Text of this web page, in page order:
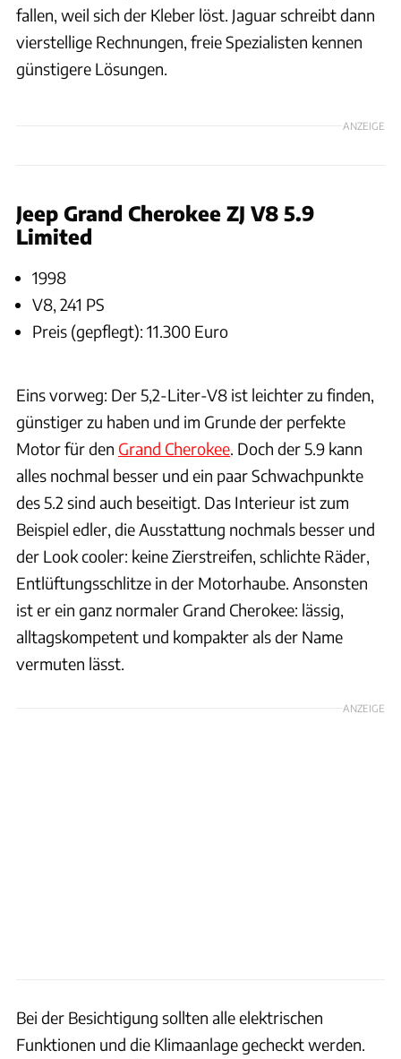
fallen, weil sich der Kleber löst. Jaguar schreibt dann
vierstellige Rechnungen, freie Spezialisten kennen
günstigere Lösungen.
ANZEIGE
Jeep Grand Cherokee ZJ V8 5.9
Limited
1998
V8, 241 PS
Preis (gepflegt): 11.300 Euro
Eins vorweg: Der 5,2-Liter-V8 ist leichter zu finden,
günstiger zu haben und im Grunde der perfekte
Motor für den Grand Cherokee. Doch der 5.9 kann
alles nochmal besser und ein paar Schwachpunkte
des 5.2 sind auch beseitigt. Das Interieur ist zum
Beispiel edler, die Ausstattung nochmals besser und
der Look cooler: keine Zierstreifen, schlichte Räder,
Entlüftungsschlitze in der Motorhaube. Ansonsten
ist er ein ganz normaler Grand Cherokee: lässig,
alltagskompetent und kompakter als der Name
vermuten lässt.
ANZEIGE
Bei der Besichtigung sollten alle elektrischen
Funktionen und die Klimaanlage gecheckt werden.